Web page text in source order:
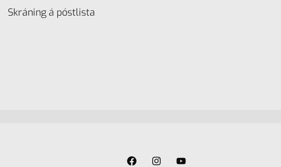
Skráning á póstlista